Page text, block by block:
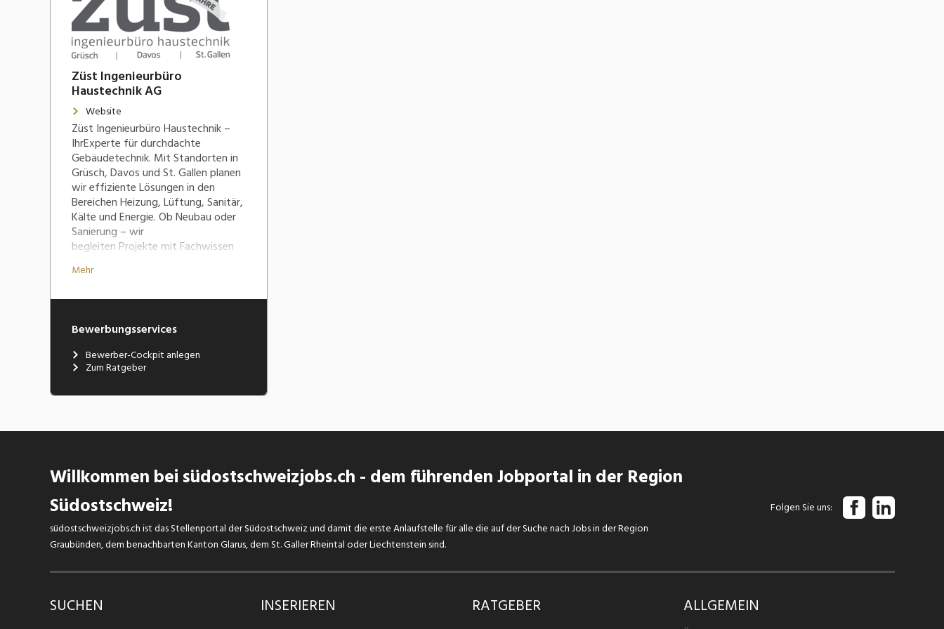
Züst Ingenieurbüro
Haustechnik AG
Website
Züst Ingenieurbüro Haustechnik –
IhrExperte für durchdachte
Gebäudetechnik. Mit Standorten in
Grüsch, Davos und St. Gallen planen
wir effiziente Lösungen in den
Bereichen Heizung, Lüftung, Sanitär,
Kälte und Energie. Ob Neubau oder
Sanierung – wir
begleiten Projekte mit Fachwissen
Mehr
Bewerbungsservices
Bewerber-Cockpit anlegen
Zum Ratgeber
Willkommen bei südostschweizjobs.ch - dem führenden Jobportal in der Region
Südostschweiz!
südostschweizjobs.ch ist das Stellenportal der Südostschweiz und damit die erste Anlaufstelle für alle die auf der Suche nach Jobs in der Region
Graubünden, dem benachbarten Kanton Glarus, dem St. Galler Rheintal oder Liechtenstein sind.
Folgen Sie uns
SUCHEN INSERIEREN RATGEBER ALLGEMEIN